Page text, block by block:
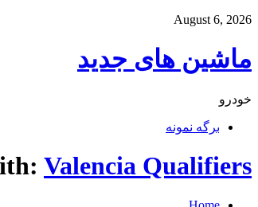
August 6, 2026
ماشین های جدید
خودرو
برگه نمونه
Valencia Qualifiers